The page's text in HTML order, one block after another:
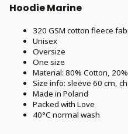
Hoodie Marine
320 GSM cotton fleece
Unisex
Oversize
One size
Material: 80% Cotton,
Size info: sleeve 60 cm,
Made in Poland
Packed with Love
40°C normal wash